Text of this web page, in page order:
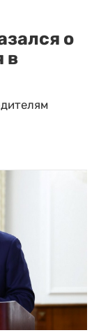
о
в